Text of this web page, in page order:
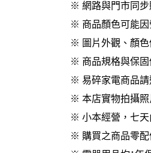
※ 網路與門市同
※ 商品顏色可能
※ 圖片外觀、顏
※ 商品規格與保
※ 易碎家電商品請
※ 本店實物拍攝
※ 小本經營，七
※ 購買之商品零